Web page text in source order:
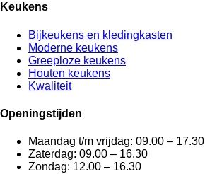
Keukens
Bijkeukens en kledingkasten
Moderne keukens
Greeploze keukens
Houten keukens
Kwaliteit
Openingstijden
Maandag t/m vrijdag: 09.00 – 17.30
Zaterdag: 09.00 – 16.30
Zondag: 12.00 – 16.30